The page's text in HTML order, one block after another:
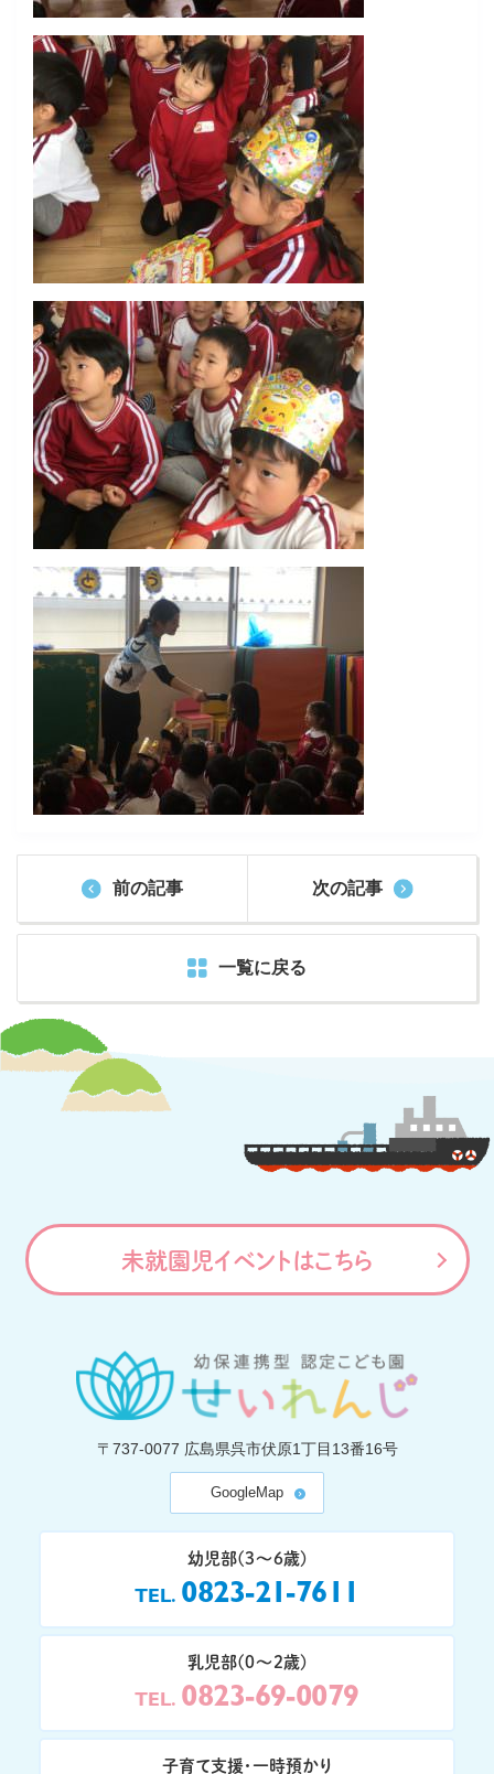
前の記事
一覧に戻る
次の記事
未就園児イベントはこちら
〒737-0077 広島県呉市伏原1丁目13番16号
GoogleMap
幼児部(3〜6歳)
TEL 0823-21-7611
乳児部(0〜2歳)
TEL 0823-69-0079
子育て支援・一時預かり